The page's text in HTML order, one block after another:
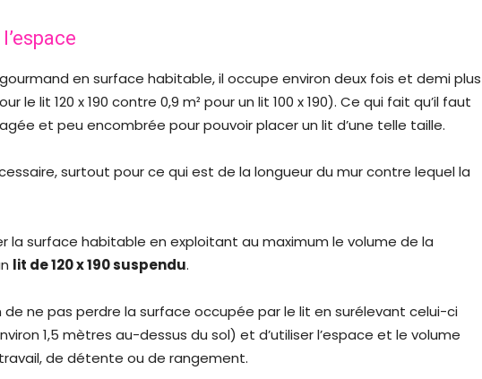
en surface habitable, il occupe environ deux fois et demi plus
le lit 120 x 190 contre 0,9 m² pour un lit 100 x 190). Ce qui fait qu’il faut
et peu encombrée pour pouvoir placer un lit d’une telle taille.
surtout pour ce qui est de la longueur du mur contre lequel la
la surface habitable en exploitant au maximum le volume de la
lit de 120 x 190 suspendu.
ne pas perdre la surface occupée par le lit en surélevant celui-ci
1,5 mètres au-dessus du sol) et d’utiliser l’espace et le volume
de détente ou de rangement.